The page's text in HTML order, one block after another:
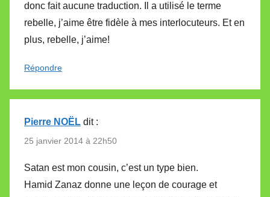
donc fait aucune traduction. Il a utilisé le terme
rebelle, j’aime être fidèle à mes interlocuteurs. Et en
plus, rebelle, j’aime!
Répondre
Pierre NOËL dit :
25 janvier 2014 à 22h50
Satan est mon cousin, c’est un type bien.
Hamid Zanaz donne une leçon de courage et